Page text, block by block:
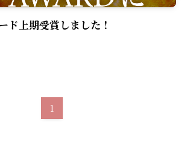
ド上期受賞しました！
1